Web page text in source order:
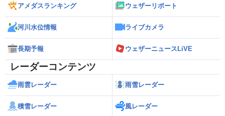
アメダスランキング ウェザーリポート
河川水位情報 ライブカメラ
長期予報 ウェザーニュースLiVE
レーダーコンテンツ
雨雲レーダー 雨雪レーダー
積雪レーダー 風レーダー